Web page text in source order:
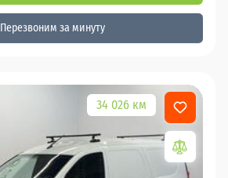
Перезвоним за минуту
34 026 км